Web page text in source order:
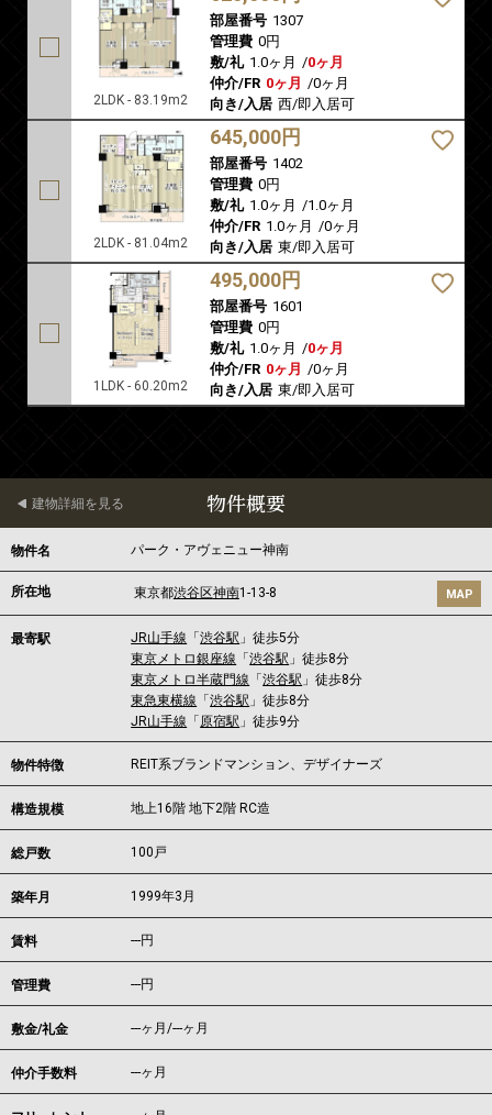
2LDK - 83.19m2
部屋番号 1307
管理費 0円
敷/礼 1.0ヶ月 /0ヶ月
仲介/FR 0ヶ月 /0ヶ月
向き/入居 西/即入居可
2LDK - 81.04m2
645,000円
部屋番号 1402
管理費 0円
敷/礼 1.0ヶ月 /1.0ヶ月
仲介/FR 1.0ヶ月 /0ヶ月
向き/入居 東/即入居可
1LDK - 60.20m2
495,000円
部屋番号 1601
管理費 0円
敷/礼 1.0ヶ月 /0ヶ月
仲介/FR 0ヶ月 /0ヶ月
向き/入居 東/即入居可
物件概要
建物詳細を見る
物件名 パーク・アヴェニュー神南
所在地 東京都渋谷区神南1-13-8 MAP
最寄駅 JR山手線 「渋谷駅 」徒歩5分
東京メトロ銀座線 「渋谷駅 」徒歩8分
東京メトロ半蔵門線 「渋谷駅 」徒歩8分
東急東横線 「渋谷駅 」徒歩8分
JR山手線 「 原宿駅 」徒歩9分
物件特徴 REIT系ブランドマンション、デザイナーズ
構造規模 地上16階 地下2階 RC造
総戸数 100戸
築年月 1999年3月
賃料 ---円
管理費 ---円
敷金/礼金 ---ヶ月/---ヶ月
仲介手数料 ---ヶ月